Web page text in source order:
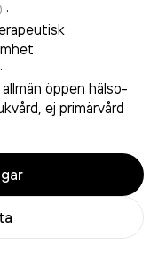
·
·
öppen hälso-
ej primärvård